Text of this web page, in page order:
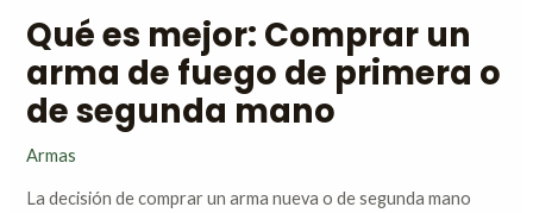
Qué es mejor: Comprar un
arma de fuego de primera o
de segunda mano
Armas
La decisión de comprar un arma nueva o de segunda mano